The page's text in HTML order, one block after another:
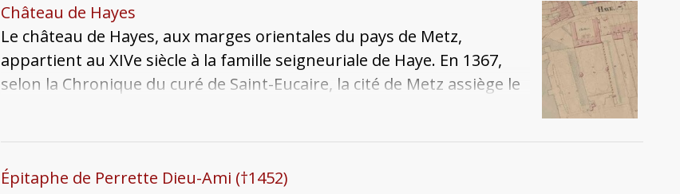
Gronnais et leurs descendants qui y sont inhumés. Le 5 août 1778, la chapelle ne
pouvait plus accueillir de nouvelles sépultures. Elles furent transférées à Coin-sur-
Seille, un château qui appartenait à la famille Le Gronnais. Les monuments
funéraires de cette chapelle, détruits durant la Révolution, nous sont connus
principalement par les descriptions et dessins d'érudits des XVIIe et XVIIIe siècles :
Château de Hayes
Le château de Hayes, aux marges orientales du pays de Metz,
appartient au XIVe siècle à la famille seigneuriale de Haye. En 1367,
selon la Chronique du curé de Saint-Eucaire, la cité de Metz assiège le
de Jean Le Hungre. Le château actuel montre deux phases de
Épitaphe de Perrette Dieu-Ami (†1452)